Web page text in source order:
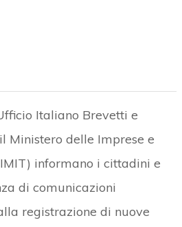
Italiano Brevetti e
Ministero delle Imprese e
informano i cittadini e
di comunicazioni
registrazione di nuove